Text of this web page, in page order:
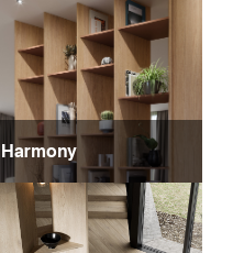
Harmony